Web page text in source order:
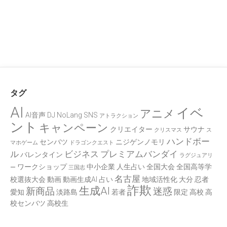
タグ
AI AI音声 DJ NoLang SNS アトラクション アニメ イベ
ント キャンペーン クリエイター クリスマス サウナ ス
マホゲーム センバツ ドラゴンクエスト ニジゲンノモリ ハンドボー
ルバレンタイン ビジネス プレミアムバンダイ ラグジュアリ
ー ワークショップ 三国志 中小企業 人生占い 全国大会 全国高等学
校選抜大会 動画動画生成AI 占い 名古屋 地域活性化 大分 忍者
愛知 新商品 淡路島 生成AI 若者詐欺 迷惑 限定 高校 高
校センバツ 高校生